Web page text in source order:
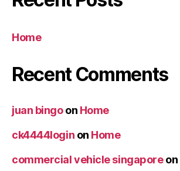
Home
Recent Comments
juan bingoon Home
ck4444login on Home
commercial vehicle singaporeon